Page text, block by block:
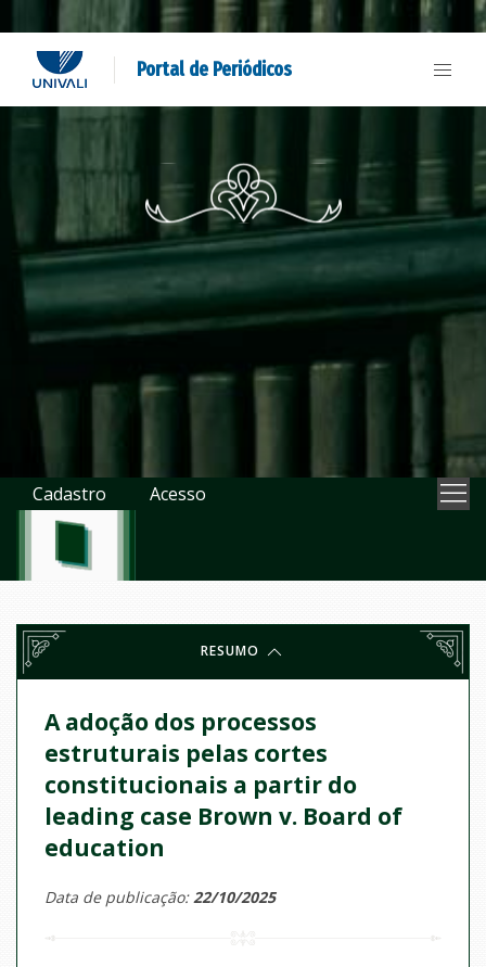
Portal de Periódicos
Cadastro Acesso
RESUMO
A adoção dos processos
estruturais pelas cortes
constitucionais a partir do
leading case Brown v. Board of
education
Data de publicação:22/10/2025